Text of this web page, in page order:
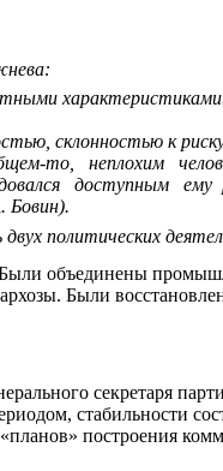
склонностью к
то, неплохим
доступным
Бовин).
политических
объединены
Были
секретаря
стабильности
построения